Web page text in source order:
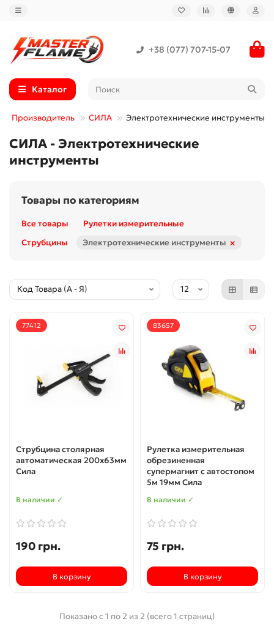
+38 (077) 707-15-07
Каталог
Производитель СИЛА Электротехнические инструменты
СИЛА - Электротехнические
инструменты
Товары по категориям
Все товары
Рулетки измерительные
Струбцины
Электротехнические инструменты ×
77412
Струбцина столярная
автоматическая 200х63мм
Сила
В наличии ✓
190 грн.
В корзину
83657
Рулетка измерительная
обрезиненная
супермагнит с автостопом
5м 19мм Сила
В наличии ✓
75 грн.
В корзину
Показано с 1 по 2 из 2 (всего 1 страниц)